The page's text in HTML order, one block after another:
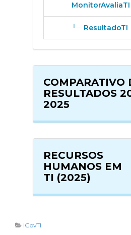
MonitorAvaliaTI
└─ ResultadoTI
COMPARATIVO
RESULTADOS
2025
RECURSOS
HUMANOS EM
TI (2025)
IGovTI